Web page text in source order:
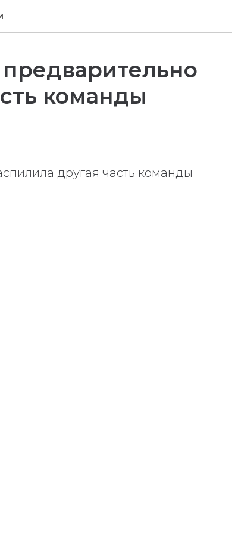
команды
другая часть команды